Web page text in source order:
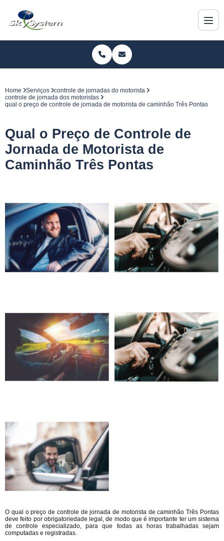
Home Serviços
controle de jornadas do motorista
controle de jornada dos motoristas
qual o preço de controle de jornada de motorista de caminhão Três Pontas
Qual o Preço de Controle de
Jornada de Motorista de
Caminhão Três Pontas
O qual o preço de controle de jornada de motorista de caminhão Três Pontas
deve feito por obrigatoriedade legal, de modo que é importante ter um sistema
de controle especializado, para que todas as horas trabalhadas sejam
computadas e registradas.